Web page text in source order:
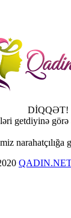
DİQQƏT!
getdiyinə görə
narahatçılığa